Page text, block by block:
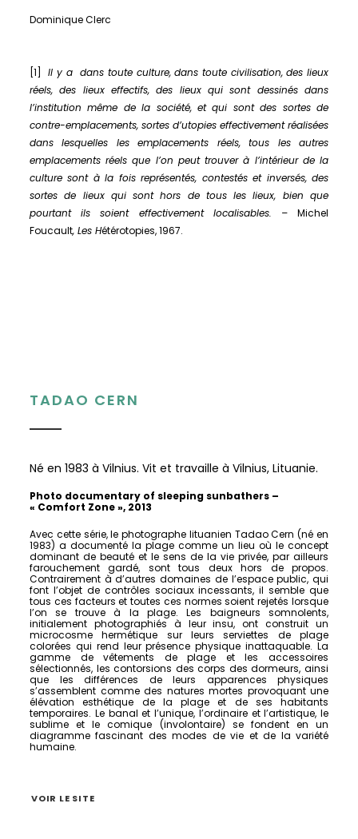
Dominique Clerc
[1]
Il y a dans toute culture, dans toute civilisation, des lieux
réels, des lieux effectifs, des lieux qui sont dessinés dans
l’institution même de la société, et qui sont des sortes de
contre-emplacements, sortes d’utopies effectivement réalisées
dans lesquelles les emplacements réels, tous les autres
emplacements réels que l’on peut trouver à l’intérieur de la
culture sont à la fois représentés, contestés et inversés, des
sortes de lieux qui sont hors de tous les lieux, bien que
pourtant ils soient effectivement localisables. – Michel
Foucault, Les Hétérotopies, 1967.
TADAO CERN
Né en 1983 à Vilnius. Vit et travaille à Vilnius, Lituanie.
Photo documentary of sleeping sunbathers –
« Comfort Zone », 2013
Avec cette série, le photographe lituanien Tadao Cern (né en
1983) a documenté la plage comme un lieu où le concept
dominant de beauté et le sens de la vie privée, par ailleurs
farouchement gardé, sont tous deux hors de propos.
Contrairement à d’autres domaines de l’espace public, qui
font l’objet de contrôles sociaux incessants, il semble que
tous ces facteurs et toutes ces normes soient rejetés lorsque
l’on se trouve à la plage. Les baigneurs somnolents,
initialement photographiés à leur insu, ont construit un
microcosme hermétique sur leurs serviettes de plage
colorées qui rend leur présence physique inattaquable. La
gamme de vêtements de plage et les accessoires
sélectionnés, les contorsions des corps des dormeurs, ainsi
que les différences de leurs apparences physiques
s’assemblent comme des natures mortes provoquant une
élévation esthétique de la plage et de ses habitants
temporaires. Le banal et l’unique, l’ordinaire et l’artistique, le
sublime et le comique (involontaire) se fondent en un
diagramme fascinant des modes de vie et de la variété
humaine.
VOIR LE SITE